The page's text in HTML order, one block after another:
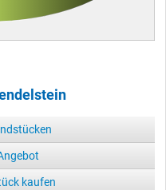
kaufen